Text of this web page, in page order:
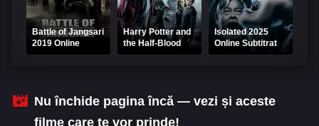
Battle of Jangsari
2019 Online
Subtitrat
Harry Potter and
the Half-Blood
Prince 2009
Isolated 2025
Online Subtitrat
Nu închide pagina încă — vezi și aceste
filme care te vor prinde!